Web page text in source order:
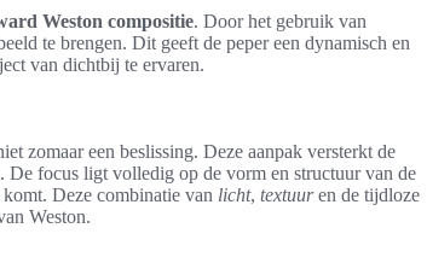
Weston compositie. Door het gebruik van
te brengen. Dit geeft de peper een dynamisch en
van dichtbij te ervaren.
zomaar een beslissing. Deze aanpak versterkt de
De focus ligt volledig op de vorm en structuur van de
Deze combinatie van licht, textuuren de tijdloze
Weston.